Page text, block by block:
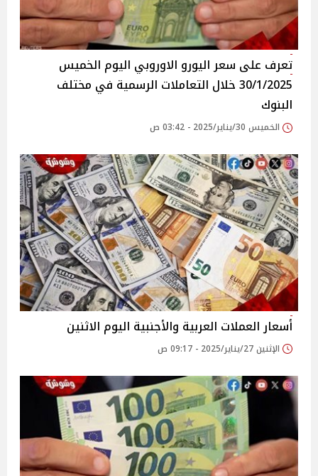
تعرف على سعر اليورو الاوروبي اليوم الخميس
30/1/2025 خلال التعاملات الرسمية في مختلف
البنوك
الخميس 30/يناير/2025 - 03:42 ص
أسعار العملات العربية والأجنبية اليوم الاثنين
الإثنين 27/يناير/2025 - 09:17 ص